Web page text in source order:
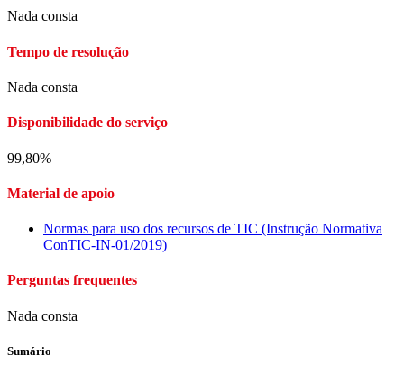
Nada consta
Tempo de resolução
Nada consta
Disponibilidade do serviço
99,80%
Material de apoio
Normas para uso dos recursos de TIC (Instrução Normativa
ConTIC-IN-01/2019)
Perguntas frequentes
Nada consta
Sumário